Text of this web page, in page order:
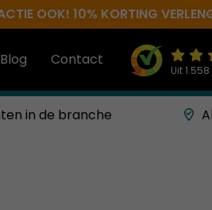
OOK! 10% KORTING
Blog Contact
Uit
in de branche